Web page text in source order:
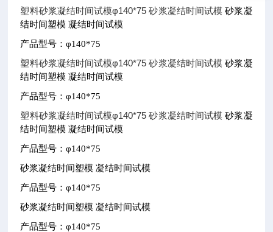
塑料砂浆凝结时间试模φ140*75 砂浆凝结时间试模砂浆凝
结时间塑模 凝结时间试模
产品型号：φ140*75
塑料砂浆凝结时间试模φ140*75 砂浆凝结时间试模砂浆凝
结时间塑模 凝结时间试模
产品型号：φ140*75
塑料砂浆凝结时间试模φ140*75 砂浆凝结时间试模砂浆凝
结时间塑模 凝结时间试模
产品型号：φ140*75
砂浆凝结时间塑模 凝结时间试模
产品型号：φ140*75
砂浆凝结时间塑模 凝结时间试模
产品型号：φ140*75